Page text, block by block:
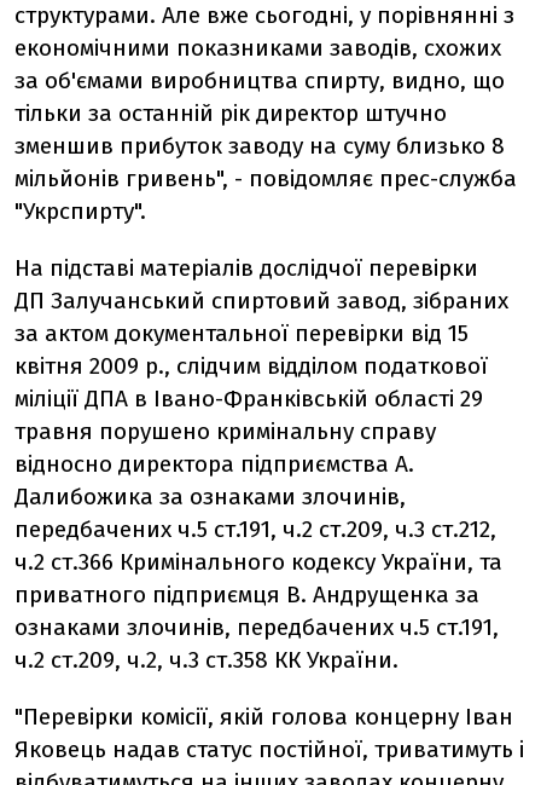
структурами. Але вже сьогодні, у порівнянні з
економічними показниками заводів, схожих
за об'ємами виробництва спирту, видно, що
тільки за останній рік директор штучно
зменшив прибуток заводу на суму близько 8
мільйонів гривень", - повідомляє прес-служба
"Укрспирту".
На підставі матеріалів дослідчої перевірки
ДП Залучанський спиртовий завод, зібраних
за актом документальної перевірки від 15
квітня 2009 р., слідчим відділом податкової
міліції ДПА в Івано-Франківській області 29
травня порушено кримінальну справу
відносно директора підприємства А.
Далибожика за ознаками злочинів,
передбачених ч.5 ст.191, ч.2 ст.209, ч.3 ст.212,
ч.2 ст.366 Кримінального кодексу України, та
приватного підприємця В. Андрущенка за
ознаками злочинів, передбачених ч.5 ст.191,
ч.2 ст.209, ч.2, ч.3 ст.358 КК України.
"Перевірки комісії, якій голова концерну Іван
Яковець надав статус постійної, триватимуть і